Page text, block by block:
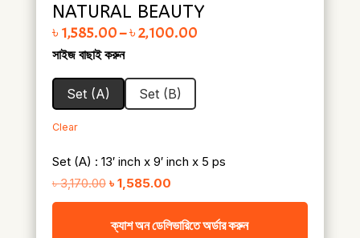
NATURAL BEAUTY
৳ 1,585.00–৳2,100.00Price range: ৳ 1,585.00 through ৳ 2,100.00
সাইজ বাছাই করুন
Set (A) Set (B)
Clear
Set (A) : 13′ inch x 9′ inch x 5 ps
৳3,170.00 Original
price
was:
৳ 1,585.00Current
price
is:
ক্যাশ অন ডেলিভারিতে অর্ডার করুন